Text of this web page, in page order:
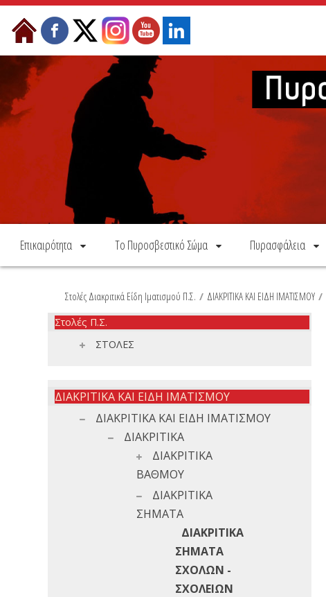
Skip to Content
Επικαιρότητα Το Πυροσβεστικό Σώμα Πυρασφάλεια
Στολές Διακριτικά Είδη Ιματισμού Π.Σ. / ΔΙΑΚΡΙΤΙΚΑ ΚΑΙ ΕΙΔΗ ΙΜΑΤΙΣΜΟΥ /
Στολές Π.Σ.
ΣΤΟΛΕΣ
ΔΙΑΚΡΙΤΙΚΑ ΚΑΙ ΕΙΔΗ ΙΜΑΤΙΣΜΟΥ
ΔΙΑΚΡΙΤΙΚΑ ΚΑΙ ΕΙΔΗ ΙΜΑΤΙΣΜΟΥ
ΔΙΑΚΡΙΤΙΚΑ
ΔΙΑΚΡΙΤΙΚΑ
ΒΑΘΜΟΥ
ΔΙΑΚΡΙΤΙΚΑ
ΣΗΜΑΤΑ
ΔΙΑΚΡΙΤΙΚΑ
ΣΗΜΑΤΑ
ΣΧΟΛΩΝ -
ΣΧΟΛΕΙΩΝ